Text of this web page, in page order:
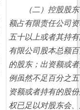
（二）控股股
额占有限责任公司
五十以上或者其持
有限公司股本总额
的股东；出资额或
例虽然不足百分之
资额或者持有的股
权已足以对股东会